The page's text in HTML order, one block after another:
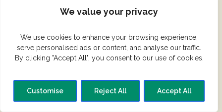
We value your privacy
We use cookies to enhance your browsing experience,
serve personalised ads or content, and analyse our traffic.
By clicking "Accept All", you consent to our use of cookies.
Customise Reject All Accept All
Keramisk strygestål – Glat overflade